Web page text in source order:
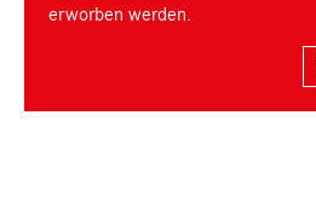
erworben werden.